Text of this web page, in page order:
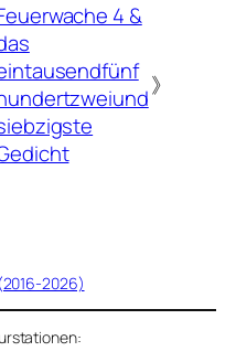
4 &
》
2026)